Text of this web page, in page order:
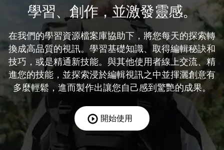
學習、創作，並激發靈感。
在我們的學習資源檔案庫協助下，將您每天的探索轉
換成高品質的視訊。學習基礎知識、取得編輯秘訣和
技巧，或是精通新技能。與其他使用者線上交流、精
進您的技能，並探索浸於編輯視訊之中並揮灑創意有
多麼輕鬆，進而製作出讓您自己感到驚艷的成果。
開始使用